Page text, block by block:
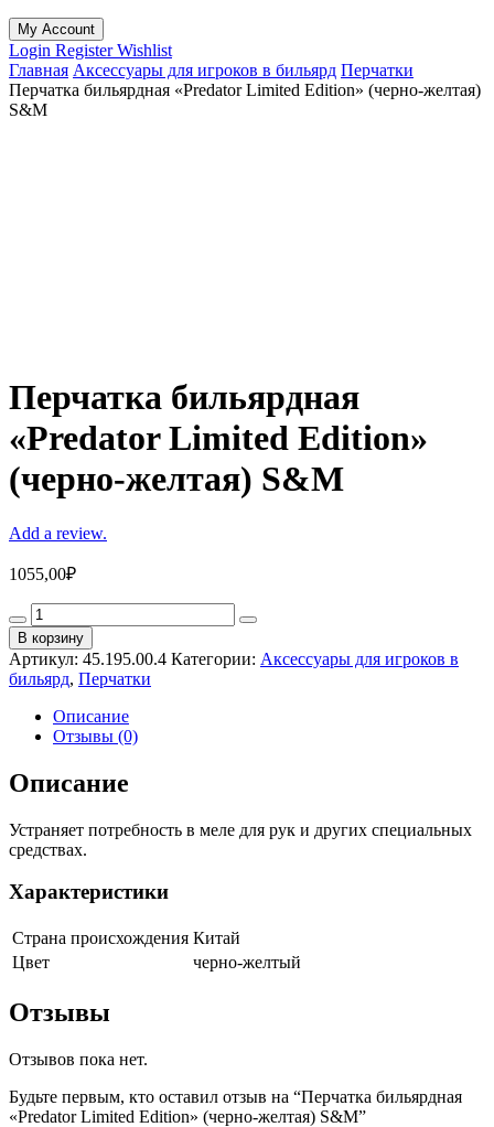
My Account
Login RegisterWishlist
Главная Аксессуары для игроков в бильярд Перчатки
Перчатка бильярдная «Predator Limited Edition» (черно-желтая)
S&M
Перчатка бильярдная
«Predator Limited Edition»
(черно-желтая) S&M
Add a review.
1055,00₽
Перчатка
бильярдная
«Predator
Limited
Edition»
(черно-
желтая)
S&M
В корзину
Артикул: 45.195.00.4 Категории: Аксессуары для игроков в
бильярд, Перчатки
Описание
Отзывы (0)
Описание
Устраняет потребность в меле для рук и других специальных
средствах.
Характеристики
Страна происхождения Китай
Цвет
черно-желтый
Отзывы
Отзывов пока нет.
Будьте первым, кто оставил отзыв на “Перчатка бильярдная
«Predator Limited Edition» (черно-желтая) S&M”